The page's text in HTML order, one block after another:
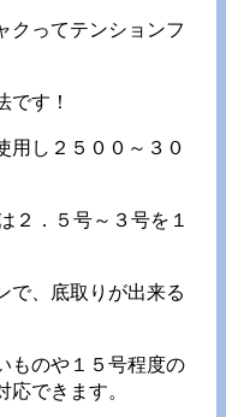
クってテンションフ
です！
用し２５００～３０
２．５号～３号を１
で、底取りが出来る
ものや１５号程度の
できます。